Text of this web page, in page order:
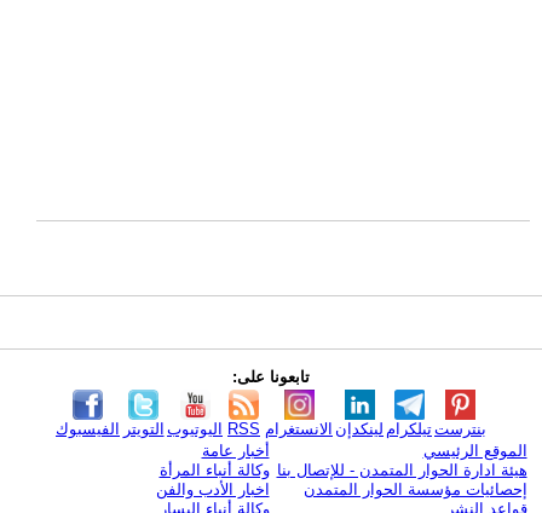
تابعونا على:
الفيسبوك التويتر اليوتيوب RSS الانستغرام لينكدإن تيلكرامبنترست
الموقع الرئيسي
هيئة ادارة الحوار المتمدن - للإتصال بنا
إحصائيات مؤسسة الحوار المتمدن
قواعد النشر
أخبار عامة
وكالة أنباء المرأة
اخبار الأدب والفن
وكالة أنباء اليسار